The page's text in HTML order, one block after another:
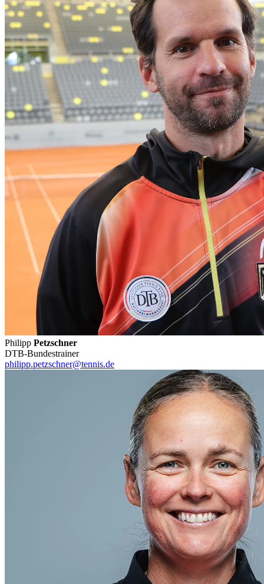
Philipp Petzschner
DTB-Bundestrainer
philipp.petzschner@tennis.de